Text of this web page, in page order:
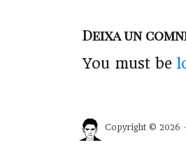
Deixa un
You must be
Copyright © 2026